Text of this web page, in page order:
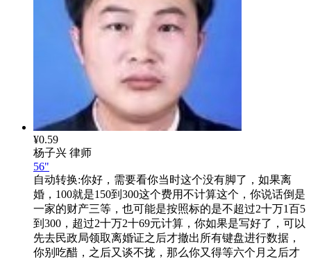
¥0.59
杨子兴 律师
56"
自动转换:你好，需要看你当时这个没有脚了，如果离
婚，100就是150到300这个费用不计算这个，你说话倒是
一家的财产三等，也可能是按照标的是不超过2十万1百5
到300，超过2十万2十69元计算，你如果是写好了，可以
先去民政局领取离婚证之后才撤出所有键盘进行数据，
你别吃醋，之后又谈不拢，那么你又得等六个月之后才